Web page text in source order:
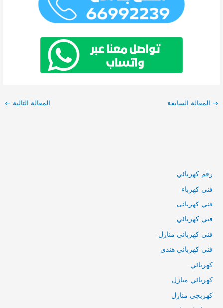
→ المقالة السابقة المقالة التالية ←
رقم كهربائي
فني كهرباء
فني كهربائى
فني كهربائي
فني كهربائي منازل
فني كهربائي هندي
كهربائي
كهربائي منازل
كهربجي منازل